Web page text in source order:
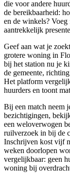
die voor andere
de bereikbaarheid:
en de winkels?
aantrekkelijk
Geef aan wat je
grotere woning in
bij het station nu je
de gemeente,
Het platform
huurders en toont
Bij een match neem
bezichtigingen,
een weloverwogen
ruilverzoek in bij de
Inschrijven kost vijf
weken doorlopen
vergelijkbaar: geen
woning bij